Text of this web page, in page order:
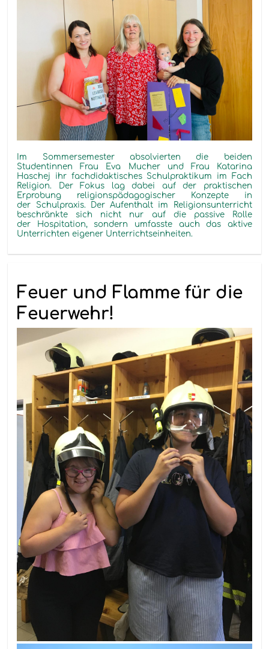
Im Sommersemester absolvierten die beiden
Studentinnen Frau Eva Mucher und Frau Katarina
Haschej ihr fachdidaktisches Schulpraktikum im Fach
Religion. Der Fokus lag dabei auf der praktischen
Erprobung religionspädagogischer Konzepte in
der Schulpraxis. Der Aufenthalt im Religionsunterricht
beschränkte sich nicht nur auf die passive Rolle
der Hospitation, sondern umfasste auch das aktive
Unterrichten eigener Unterrichtseinheiten.
Feuer und Flamme für die
Feuerwehr!